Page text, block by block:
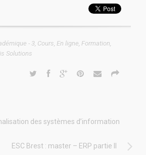
- 3, Cours, En ligne, Formation,
Solutions
des systèmes d’information
ESC Brest : master – ERP partie II